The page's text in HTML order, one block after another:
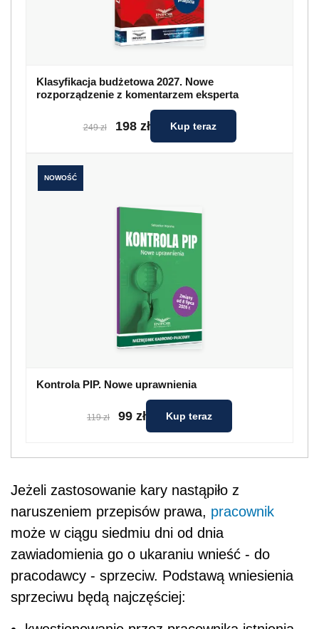
Klasyfikacja budżetowa 2027. Nowe
rozporządzenie z komentarzem eksperta
249 zł 198 zł Kup teraz
NOWOŚĆ
Kontrola PIP. Nowe uprawnienia
119 zł 99 zł Kup teraz
Jeżeli zastosowanie kary nastąpiło z
naruszeniem przepisów prawa, pracownik
może w ciągu siedmiu dni od dnia
zawiadomienia go o ukaraniu wnieść - do
pracodawcy - sprzeciw. Podstawą wniesienia
sprzeciwu będą najczęściej: